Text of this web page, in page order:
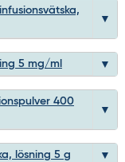
5 mg/ml
400
lösning 5 g